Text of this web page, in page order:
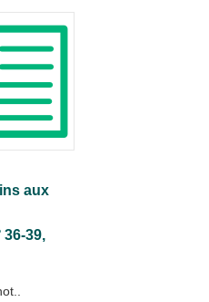
aux
36-39,